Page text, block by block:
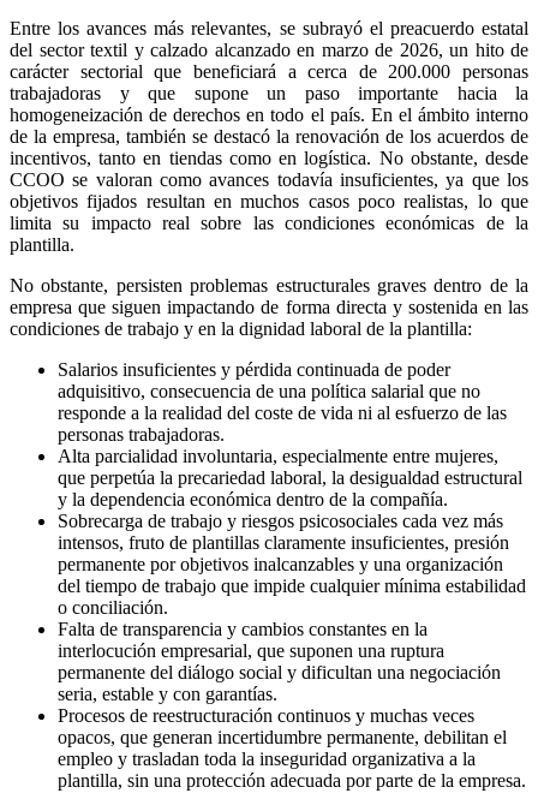
Entre los avances más relevantes, se subrayó el preacuerdo estatal
del sector textil y calzado alcanzado en marzo de 2026, un hito de
carácter sectorial que beneficiará a cerca de 200.000 personas
trabajadoras y que supone un paso importante hacia la
homogeneización de derechos en todo el país. En el ámbito interno
de la empresa, también se destacó la renovación de los acuerdos de
incentivos, tanto en tiendas como en logística. No obstante, desde
CCOO se valoran como avances todavía insuficientes, ya que los
objetivos fijados resultan en muchos casos poco realistas, lo que
limita su impacto real sobre las condiciones económicas de la
plantilla.
No obstante, persisten problemas estructurales graves dentro de la
empresa que siguen impactando de forma directa y sostenida en las
condiciones de trabajo y en la dignidad laboral de la plantilla:
Salarios insuficientes y pérdida continuada de poder
adquisitivo, consecuencia de una política salarial que no
responde a la realidad del coste de vida ni al esfuerzo de las
personas trabajadoras.
Alta parcialidad involuntaria, especialmente entre mujeres,
que perpetúa la precariedad laboral, la desigualdad estructural
y la dependencia económica dentro de la compañía.
Sobrecarga de trabajo y riesgos psicosociales cada vez más
intensos, fruto de plantillas claramente insuficientes, presión
permanente por objetivos inalcanzables y una organización
del tiempo de trabajo que impide cualquier mínima estabilidad
o conciliación.
Falta de transparencia y cambios constantes en la
interlocución empresarial, que suponen una ruptura
permanente del diálogo social y dificultan una negociación
seria, estable y con garantías.
Procesos de reestructuración continuos y muchas veces
opacos, que generan incertidumbre permanente, debilitan el
empleo y trasladan toda la inseguridad organizativa a la
plantilla, sin una protección adecuada por parte de la empresa.